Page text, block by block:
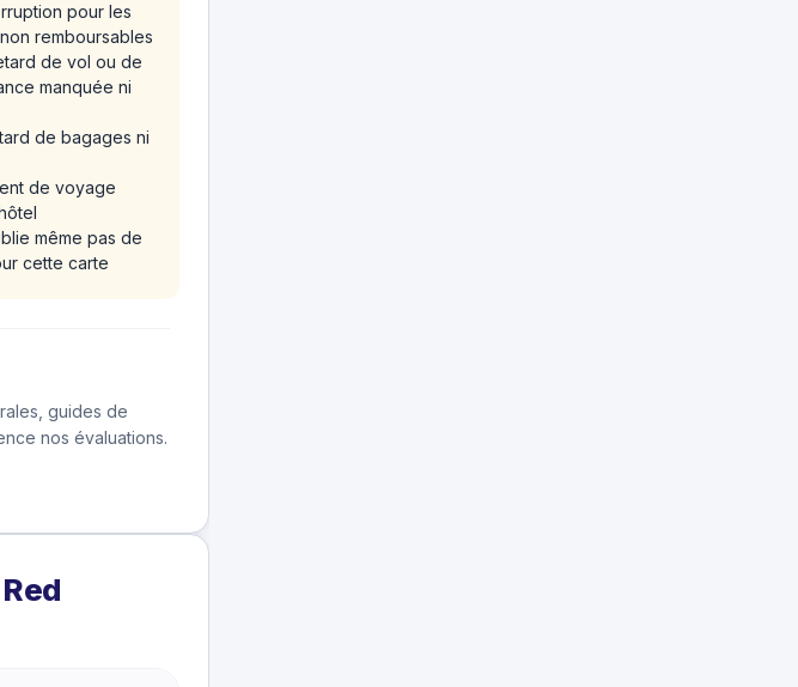
pour les
remboursables
de vol ou de
manquée ni
de bagages ni
de voyage
même pas de
cette carte
guides de
nos évaluations.